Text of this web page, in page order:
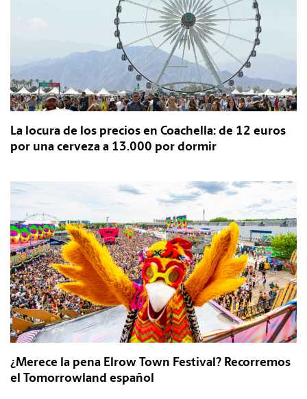
La locura de los precios en Coachella: de 12 euros
por una cerveza a 13.000 por dormir
¿Merece la pena Elrow Town Festival? Recorremos
el Tomorrowland español